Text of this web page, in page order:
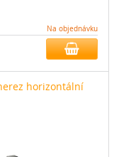
Na objednávku
horizontální